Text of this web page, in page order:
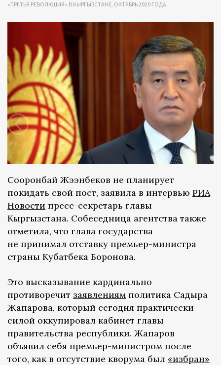
«ТРЕТЬЯ РЕВОЛЮЦИЯ» В КЫРГЫЗСТАНЕ, ОКТЯБРЬ 2020 ГОДА
Сооронбай Жээнбеков не планирует
покидать свой пост, заявила в интервью РИА
Новости пресс-секретарь главы
Кыргызстана. Собеседница агентства также
отметила, что глава государства
не принимал отставку премьер-министра
страны Кубатбека Боронова.
Это высказывание кардинально
противоречит заявлениям политика Садыра
Жапарова, который сегодня практически
силой оккупировал кабинет главы
правительства республики. Жапаров
объявил себя премьер-министром после
того, как в отсутствие кворума был «избран»